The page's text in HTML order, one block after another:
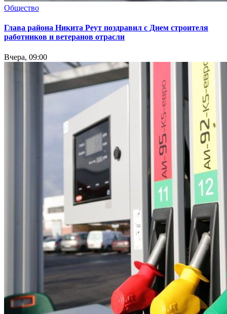
Общество
Глава района Никита Реут поздравил с Днем строителя
работников и ветеранов отрасли
Вчера, 09:00